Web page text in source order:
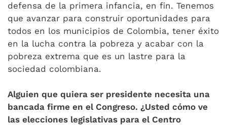
defensa de la primera infancia, en fin. Tenemos
que avanzar para construir oportunidades para
todos en los municipios de Colombia, tener éxito
en la lucha contra la pobreza y acabar con la
pobreza extrema que es un lastre para la
sociedad colombiana.
Alguien que quiera ser presidente necesita una
bancada firme en el Congreso. ¿Usted cómo ve
las elecciones legislativas para el Centro